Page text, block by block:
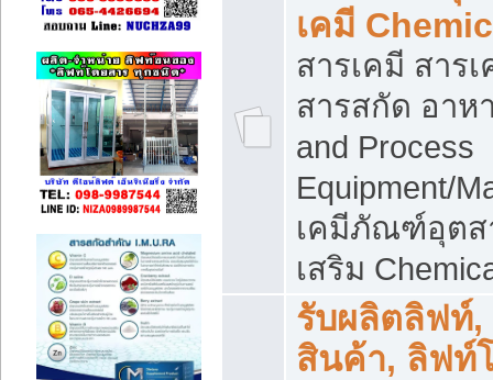
เคมี
สารเคมี สาร
สารสกัด อาห
and Process
Equipment/
เคมีภัณฑ์อุตส
เสริม
รับผลิตลิฟท์
สินค้า, ลิฟท์